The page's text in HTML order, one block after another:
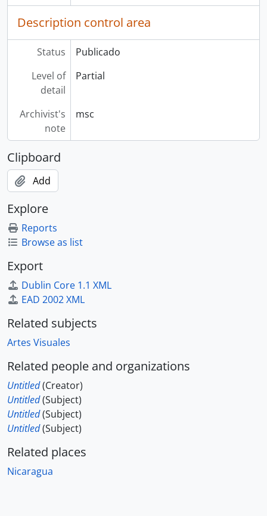
Description control area
Status
Publicado
Level of
detail
Partial
Archivist's
note
msc
Clipboard
Add
Explore
Reports
Browse as list
Export
Dublin Core 1.1 XML
EAD 2002 XML
Related subjects
Artes Visuales
Related people and organizations
Untitled(Creator)
Untitled(Subject)
Untitled(Subject)
Untitled(Subject)
Related places
Nicaragua